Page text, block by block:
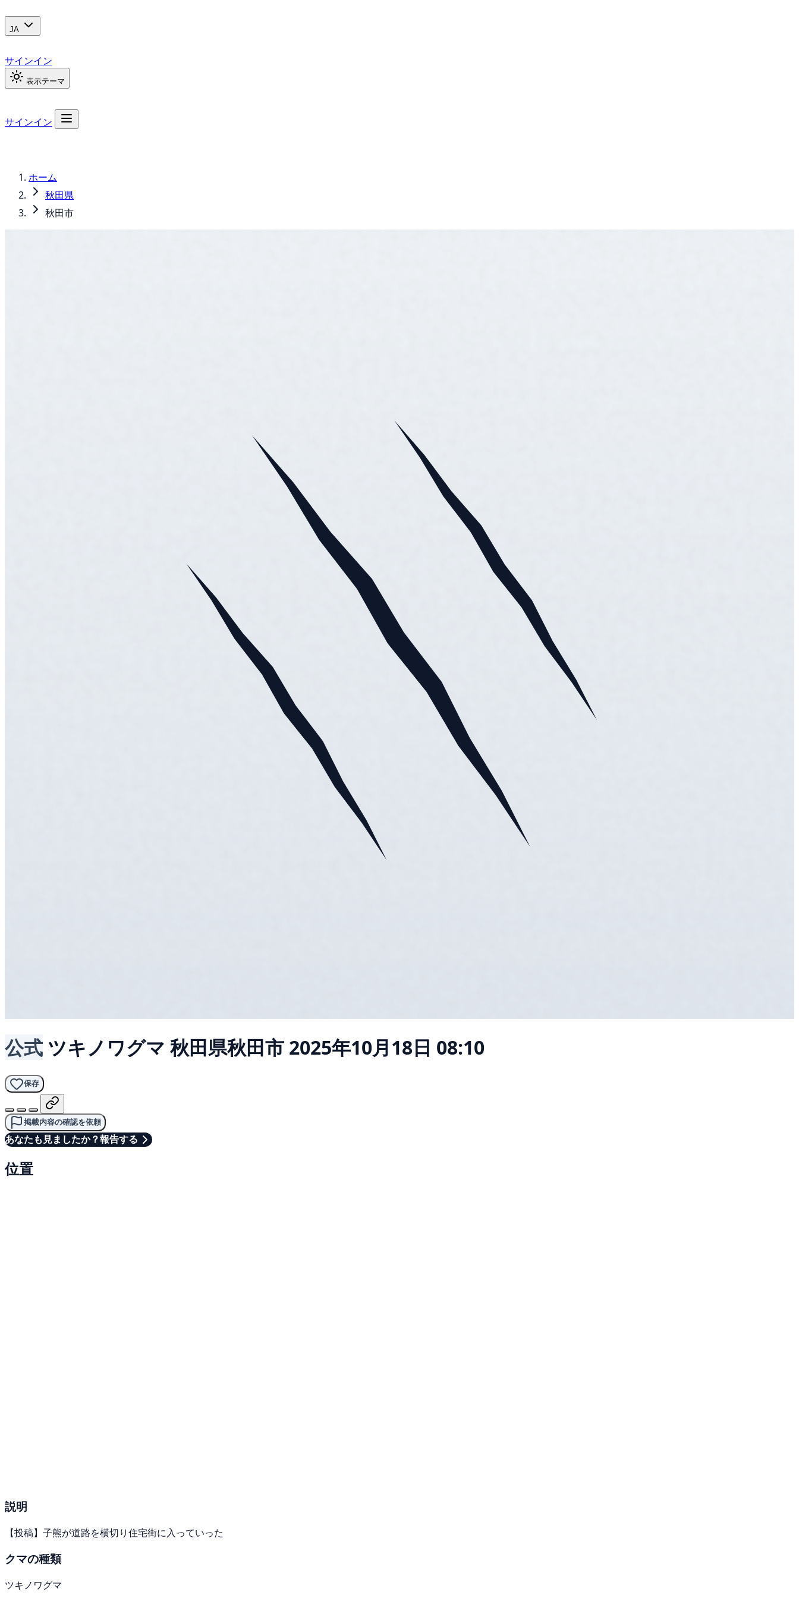
JA
サインイン
表示テーマ
サインイン
ホーム
秋田県
秋田市
公式 ツキノワグマ 秋田県秋田市 2025年10月18日 08:10
保存
掲載内容の確認を依頼
あなたも見ましたか？報告する
位置
説明
【投稿】子熊が道路を横切り住宅街に入っていった
クマの種類
ツキノワグマ